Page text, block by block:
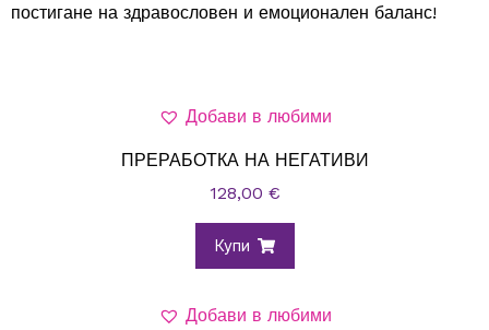
постигане на здравословен и емоционален баланс!
Добави в любими
ПРЕРАБОТКА НА НЕГАТИВИ
128,00 €
Купи
Добави в любими